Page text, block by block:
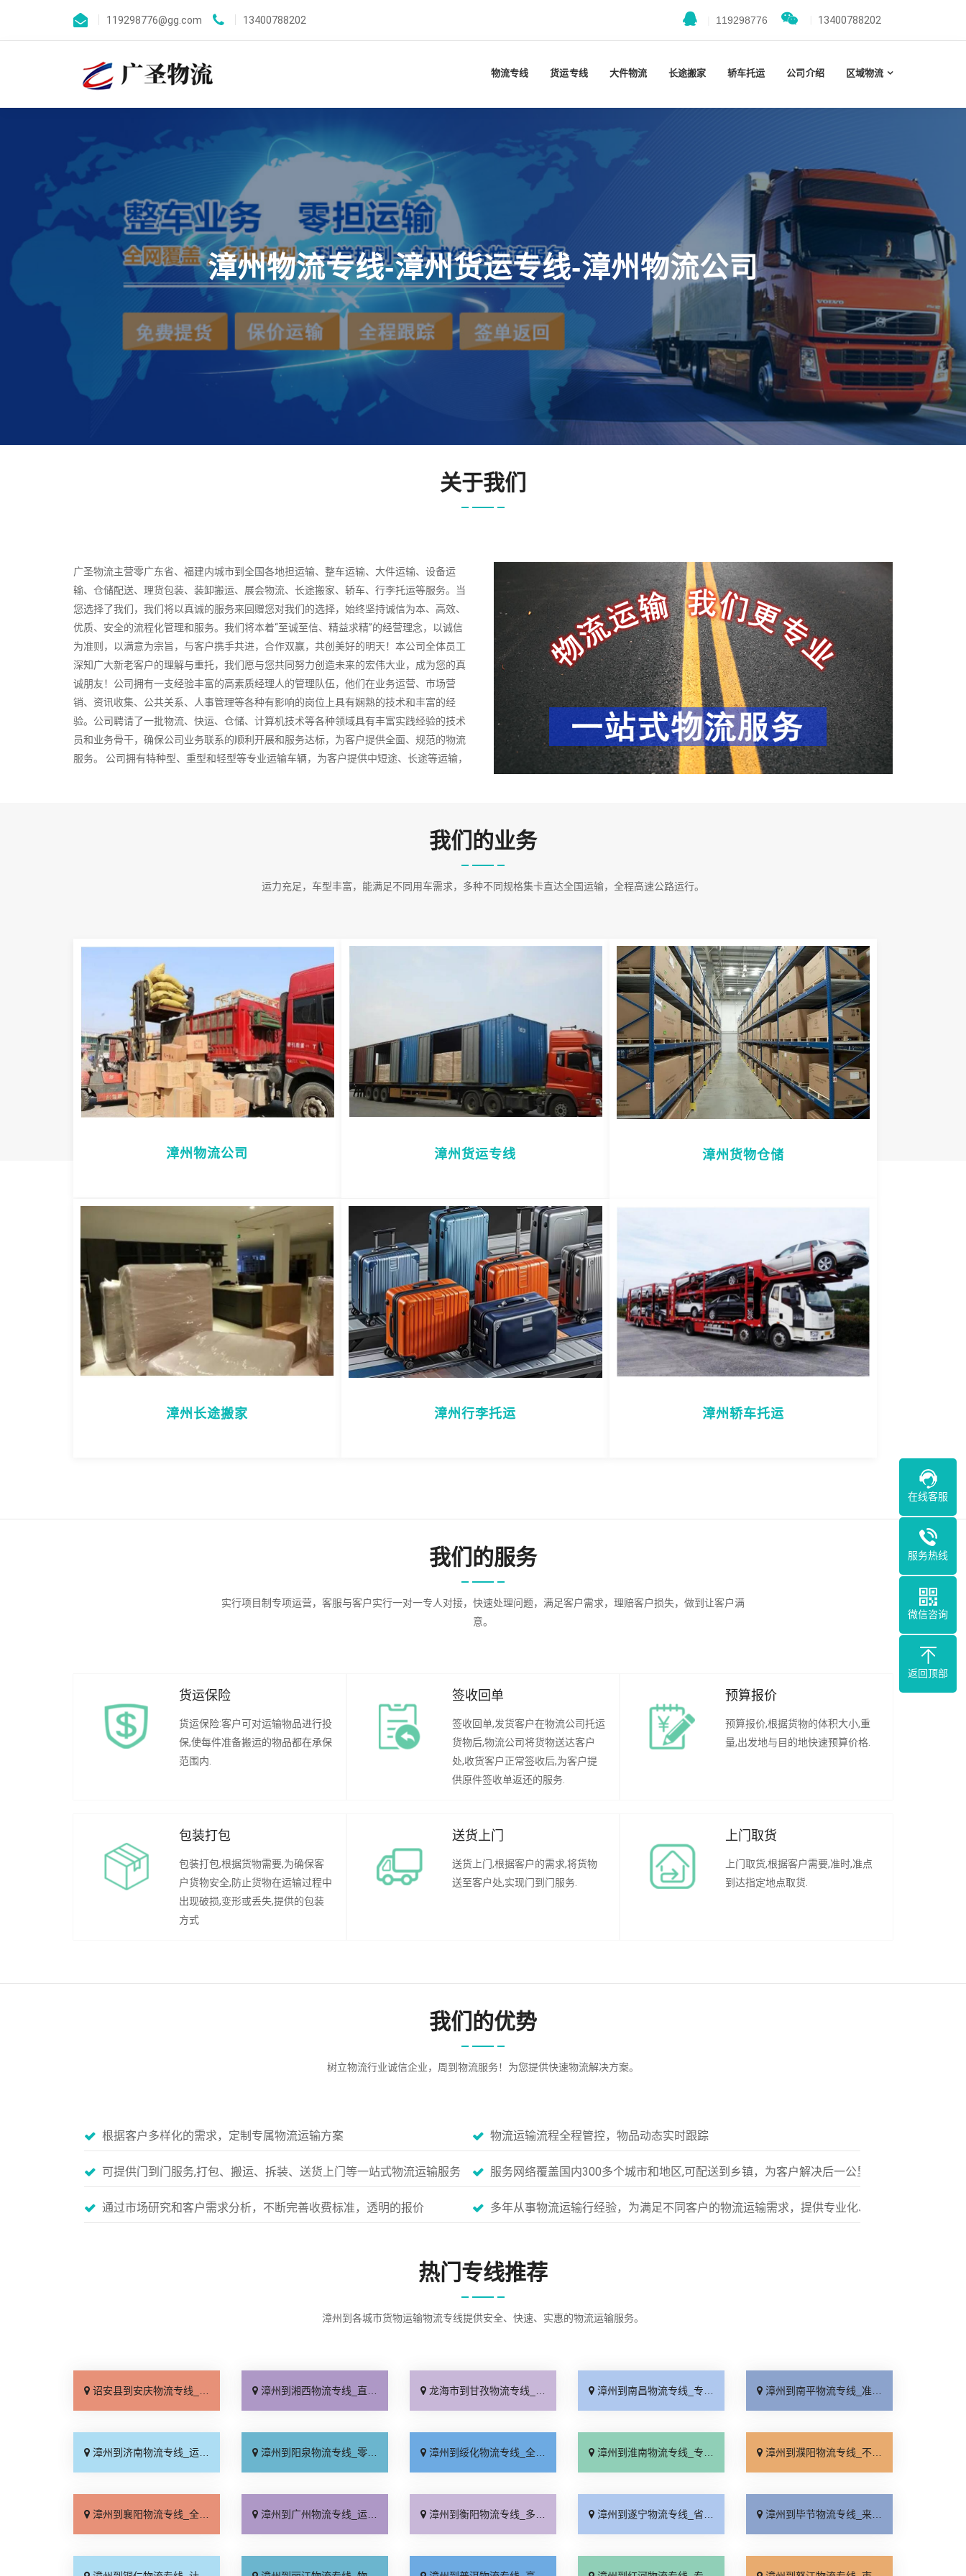
119298776@gg.com 13400788202 119298776 13400788202
物流专线 货运专线 大件物流 长途搬家 轿车托运 公司介绍 区域物流
漳州物流专线-漳州货运专线-漳州物流公司
关于我们
广圣物流主营零广东省、福建内城市到全国各地担运输、整车运输、大件运输、设备运
输、仓储配送、理货包装、装卸搬运、展会物流、长途搬家、轿车、行李托运等服务。当
您选择了我们，我们将以真诚的服务来回赠您对我们的选择，始终坚持诚信为本、高效、
优质、安全的流程化管理和服务。我们将本着“至诚至信、精益求精”的经营理念，以诚信
为准则，以满意为宗旨，与客户携手共进，合作双赢，共创美好的明天！本公司全体员工
深知广大新老客户的理解与重托，我们愿与您共同努力创造未来的宏伟大业，成为您的真
诚朋友！公司拥有一支经验丰富的高素质经理人的管理队伍，他们在业务运营、市场营
销、资讯收集、公共关系、人事管理等各种有影响的岗位上具有娴熟的技术和丰富的经
验。公司聘请了一批物流、快运、仓储、计算机技术等各种领域具有丰富实践经验的技术
员和业务骨干，确保公司业务联系的顺利开展和服务达标，为客户提供全面、规范的物流
服务。 公司拥有特种型、重型和轻型等专业运输车辆，为客户提供中短途、长途等运输，
我们的业务
运力充足，车型丰富，能满足不同用车需求，多种不同规格集卡直达全国运输，全程高速公路运行。
漳州物流公司 漳州货运专线 漳州货物仓储
漳州长途搬家 漳州行李托运 漳州轿车托运
我们的服务
实行项目制专项运营，客服与客户实行一对一专人对接，快速处理问题，满足客户需求，理赔客户损失，做到让客户满
意。
货运保险
货运保险:客户可对运输物品进行投
保,使每件准备搬运的物品都在承保
范围内.
签收回单
签收回单,发货客户在物流公司托运
货物后,物流公司将货物送达客户
处,收货客户正常签收后,为客户提
供原件签收单返还的服务.
预算报价
预算报价,根据货物的体积大小,重
量,出发地与目的地快速预算价格.
包装打包
包装打包,根据货物需要,为确保客
户货物安全,防止货物在运输过程中
出现破损,变形或丢失,提供的包装
方式
送货上门
送货上门,根据客户的需求,将货物
送至客户处,实现门到门服务.
上门取货
上门取货,根据客户需要,准时,准点
到达指定地点取货.
我们的优势
树立物流行业诚信企业，周到物流服务！为您提供快速物流解决方案。
根据客户多样化的需求，定制专属物流运输方案 物流运输流程全程管控，物品动态实时跟踪
可提供门到门服务,打包、搬运、拆装、送货上门等一站式物流运输服务 服务网络覆盖国内300多个城市和地区,可配送到乡镇，为客户解决后一公里配送服务
通过市场研究和客户需求分析，不断完善收费标准，透明的报价 多年从事物流运输行经验，为满足不同客户的物流运输需求，提供专业化、标准化的多元服务
热门专线推荐
漳州到各城市货物运输物流专线提供安全、快速、实惠的物流运输服务。
诏安县到安庆物流专线_托运省心「上门取件」 漳州到湘西物流专线_直达不中转「急你所需」 龙海市到甘孜物流专线_费用多少「合同承运」 漳州到南昌物流专线_专线查询「高速快运」 漳州到南平物流专线_准时到货「放心物流」
漳州到济南物流专线_运保时效「多久时间」 漳州到阳泉物流专线_零担配货「按时送达」 漳州到绥化物流专线_全程无虑「运价查询」 漳州到淮南物流专线_专线直达「运价实惠」 漳州到濮阳物流专线_不随意加价「按时送达」
漳州到襄阳物流专线_全境配送「全程无虑」 漳州到广州物流专线_运价查询「费用多少」 漳州到衡阳物流专线_多少公里「直发全境」 漳州到遂宁物流专线_省事省心「送货上门」 漳州到毕节物流专线_来电咨询「价格透明」
在线客服
服务热线
微信咨询
返回顶部